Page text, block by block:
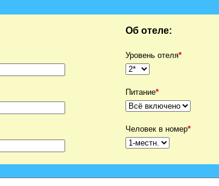
Об отеле:
Уровень отеля*
Питание*
Человек в номер*